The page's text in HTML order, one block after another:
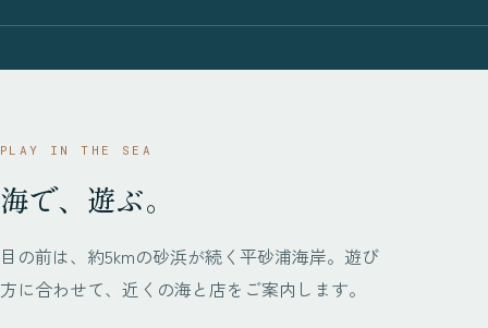
PLAY IN THE SEA
海で、遊ぶ。
目の前は、約5kmの砂浜が続く平砂浦海岸。遊び
方に合わせて、近くの海と店をご案内します。